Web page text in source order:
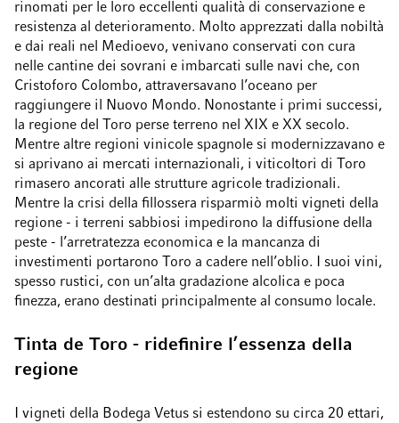
rinomati per le loro eccellenti qualità di conservazione e
resistenza al deterioramento. Molto apprezzati dalla nobiltà
e dai reali nel Medioevo, venivano conservati con cura
nelle cantine dei sovrani e imbarcati sulle navi che, con
Cristoforo Colombo, attraversavano l’oceano per
raggiungere il Nuovo Mondo. Nonostante i primi successi,
la regione del Toro perse terreno nel XIX e XX secolo.
Mentre altre regioni vinicole spagnole si modernizzavano e
si aprivano ai mercati internazionali, i viticoltori di Toro
rimasero ancorati alle strutture agricole tradizionali.
Mentre la crisi della fillossera risparmiò molti vigneti della
regione - i terreni sabbiosi impedirono la diffusione della
peste - l’arretratezza economica e la mancanza di
investimenti portarono Toro a cadere nell’oblio. I suoi vini,
spesso rustici, con un’alta gradazione alcolica e poca
finezza, erano destinati principalmente al consumo locale.
Tinta de Toro - ridefinire l’essenza della
regione
I vigneti della Bodega Vetus si estendono su circa 20 ettari,